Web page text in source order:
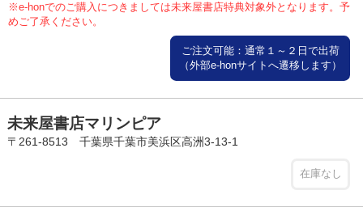
※e-honでのご購入につきましては未来屋書店特典対象外となります。予
めご了承ください。
ご注文可能：通常１～２日で出荷
（外部e-honサイトへ遷移します）
未来屋書店マリンピア
〒261-8513 千葉県千葉市美浜区高洲3-13-1
在庫なし